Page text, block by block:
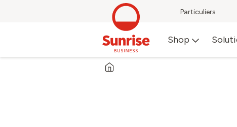
Particuliers
Shop